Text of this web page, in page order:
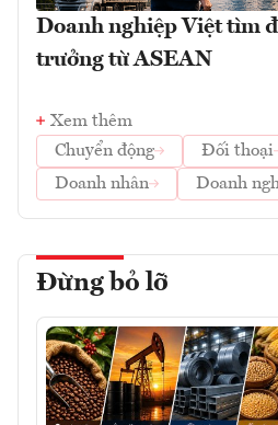
Doanh nghiệp Việt tìm
trưởng từ ASEAN
Xem thêm
Chuyển động
Đối thoại
Doanh nhân
Doanh
Đừng bỏ lỡ